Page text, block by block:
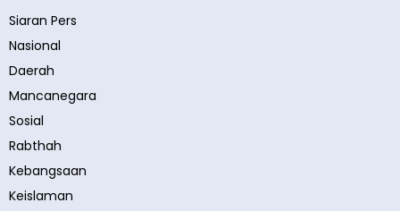
Siaran Pers
Nasional
Daerah
Mancanegara
Sosial
Rabthah
Kebangsaan
Keislaman